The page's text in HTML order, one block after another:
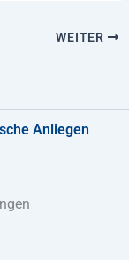
WEITER
Anliegen